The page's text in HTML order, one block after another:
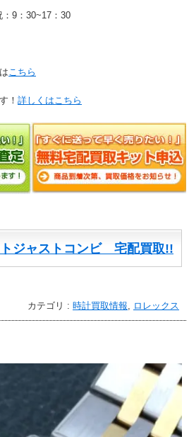
9：30~17：30
こちら
！ 詳しくはこちら
ジャストコンビ 宅配買取!!
カテゴリ : 時計買取情報, ロレックス